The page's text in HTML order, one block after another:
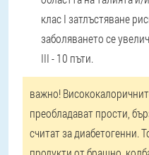
клас I затлъстяване
заболяването се
III - 10 пъти.
важно!
преобладават прости,
считат за диабетогенни.